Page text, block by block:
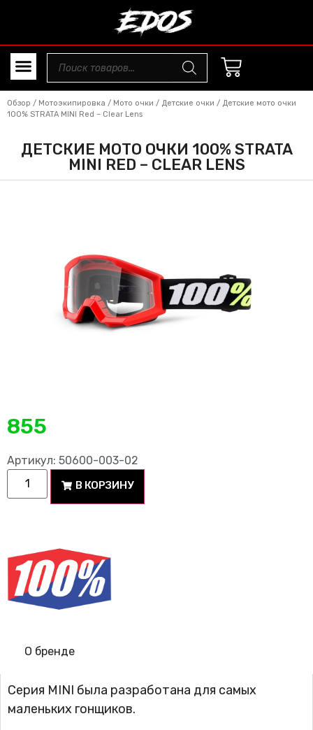
Обзор / Мотоэкипировка / Мото очки / Детские очки / Детские мото очки
100% STRATA MINI Red – Clear Lens
ДЕТСКИЕ МОТО ОЧКИ 100% STRATA
MINI RED – CLEAR LENS
Серия MINI была разработана для самых
маленьких гонщиков.
855
Артикул: 50600-003-02
В КОРЗИНУ
О бренде